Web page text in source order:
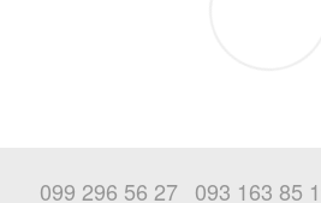
099 296 56 27 093 163 85